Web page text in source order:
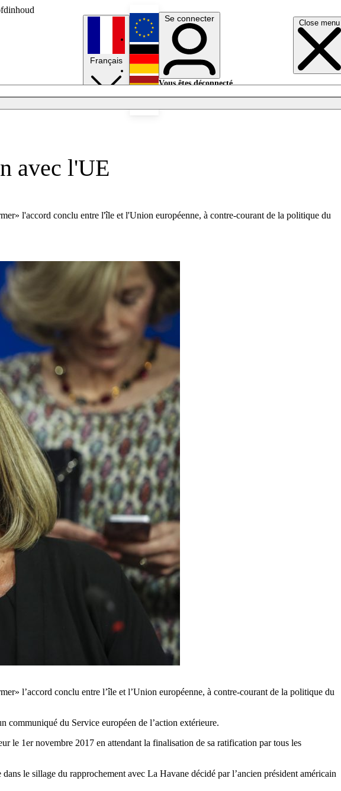
Close menu
Français
English
Deutsch
Se connecter
Vous êtes déconnecté.
avec l'UE
l'accord conclu entre l'île et l'Union européenne, à contre-courant de la politique du
l’accord conclu entre l’île et l’Union européenne, à contre-courant de la politique du
communiqué du Service européen de l’action extérieure.
le 1er novembre 2017 en attendant la finalisation de sa ratification par tous les
le sillage du rapprochement avec La Havane décidé par l’ancien président américain